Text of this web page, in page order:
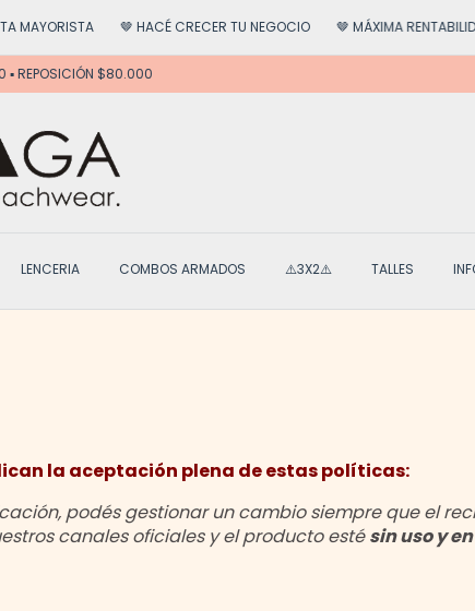
🤎 HACÉ CRECER TU NEGOCIO 🤎 MÁXIMA RENTABILIDAD 🤎
▪️ REPOSICIÓN $80.000
LENCERIA COMBOS ARMADOS ⚠️3X2⚠️ TALLES
la aceptación plena de estas políticas:
podés gestionar un cambio siempre que el
canales oficiales y el producto estésin uso y